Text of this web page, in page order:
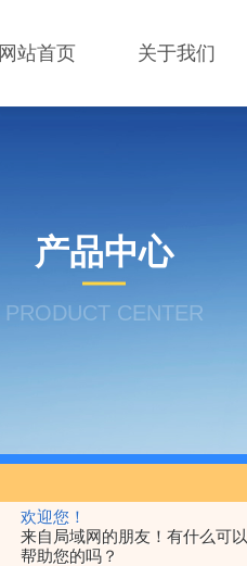
欢迎您！
来自局域网的朋友！有什么可以
帮助您的吗？
网站首页 关于我们
产品中心
PRODUCT CENTER